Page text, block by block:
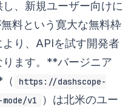
、新規ユーザー向けに
料という寛大な無料枠
り、APIを試す開発者
ます。**バージニア
https://dashscope-
v1
）は北米のユー